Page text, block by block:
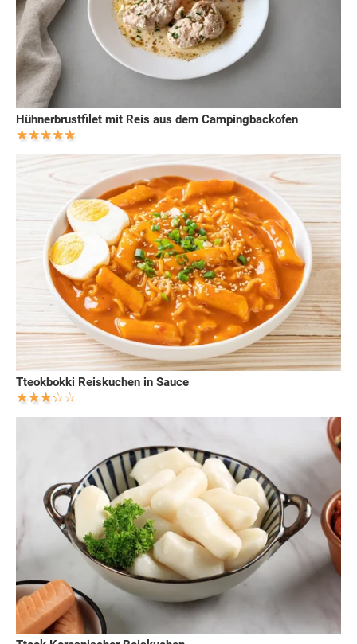
Hühnerbrustfilet mit Reis aus dem Campingbackofen
Tteokbokki Reiskuchen in Sauce